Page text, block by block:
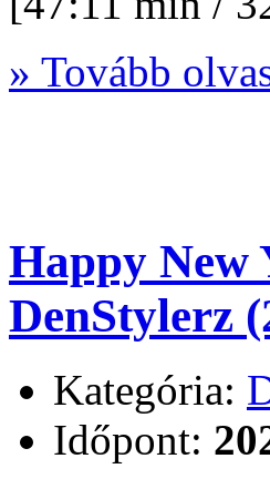
» Tovább
Happy New
DenStylerz
Kategória:
Időpont: